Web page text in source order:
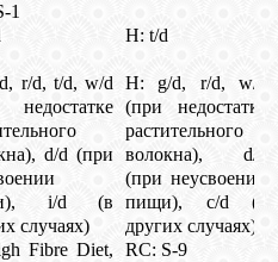
1
H: t/d
r/d, t/d, w/d
d/d (при
i/d (в
случаях)
Fibre Diet,
H: g/d, r/d, w/d
(при недостатке
растительного
волокна), d/d
(при неусвоении
пищи), c/d (в
других случаях)
RC: S-9